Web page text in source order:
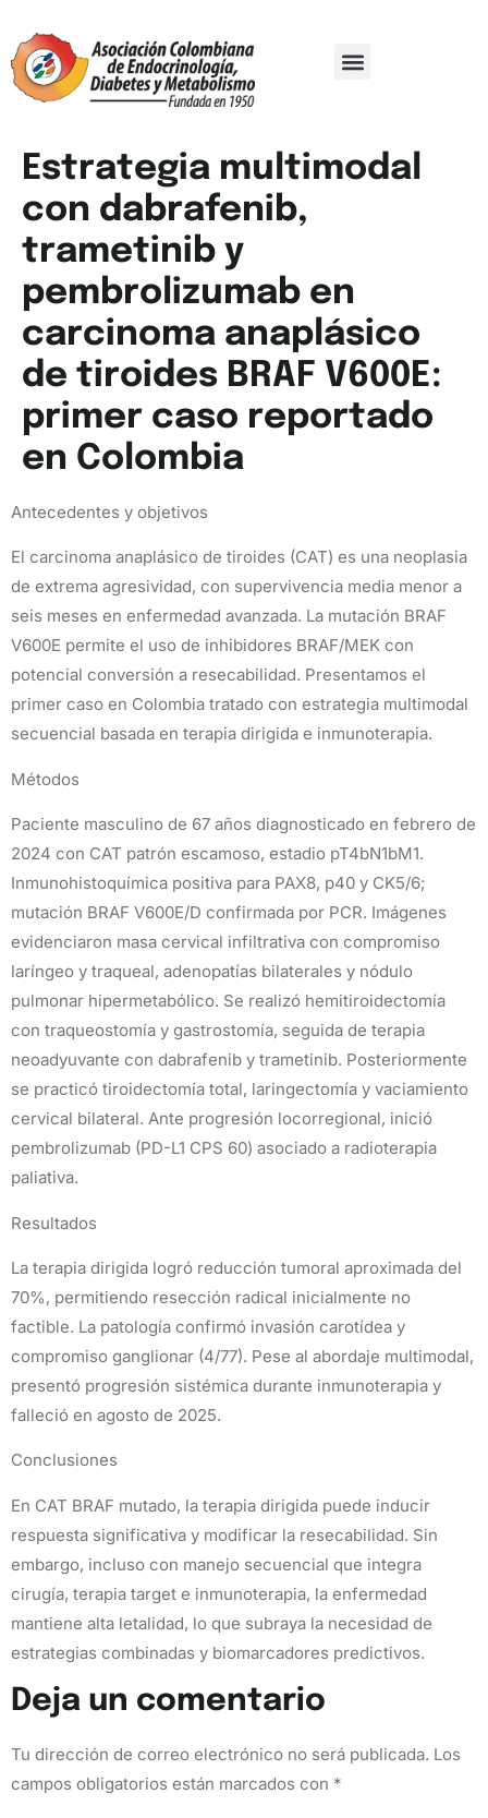
Estrategia multimodal
con dabrafenib,
trametinib y
pembrolizumab en
carcinoma anaplásico
de tiroides BRAF V600E:
primer caso reportado
en Colombia
Antecedentes y objetivos
El carcinoma anaplásico de tiroides (CAT) es una neoplasia
de extrema agresividad, con supervivencia media menor a
seis meses en enfermedad avanzada. La mutación BRAF
V600E permite el uso de inhibidores BRAF/MEK con
potencial conversión a resecabilidad. Presentamos el
primer caso en Colombia tratado con estrategia multimodal
secuencial basada en terapia dirigida e inmunoterapia.
Métodos
Paciente masculino de 67 años diagnosticado en febrero de
2024 con CAT patrón escamoso, estadio pT4bN1bM1.
Inmunohistoquímica positiva para PAX8, p40 y CK5/6;
mutación BRAF V600E/D confirmada por PCR. Imágenes
evidenciaron masa cervical infiltrativa con compromiso
laríngeo y traqueal, adenopatías bilaterales y nódulo
pulmonar hipermetabólico. Se realizó hemitiroidectomía
con traqueostomía y gastrostomía, seguida de terapia
neoadyuvante con dabrafenib y trametinib. Posteriormente
se practicó tiroidectomía total, laringectomía y vaciamiento
cervical bilateral. Ante progresión locorregional, inició
pembrolizumab (PD-L1 CPS 60) asociado a radioterapia
paliativa.
Resultados
La terapia dirigida logró reducción tumoral aproximada del
70%, permitiendo resección radical inicialmente no
factible. La patología confirmó invasión carotídea y
compromiso ganglionar (4/77). Pese al abordaje multimodal,
presentó progresión sistémica durante inmunoterapia y
falleció en agosto de 2025.
Conclusiones
En CAT BRAF mutado, la terapia dirigida puede inducir
respuesta significativa y modificar la resecabilidad. Sin
embargo, incluso con manejo secuencial que integra
cirugía, terapia target e inmunoterapia, la enfermedad
mantiene alta letalidad, lo que subraya la necesidad de
estrategias combinadas y biomarcadores predictivos.
Deja un comentario
Tu dirección de correo electrónico no será publicada. Los
campos obligatorios están marcados con *